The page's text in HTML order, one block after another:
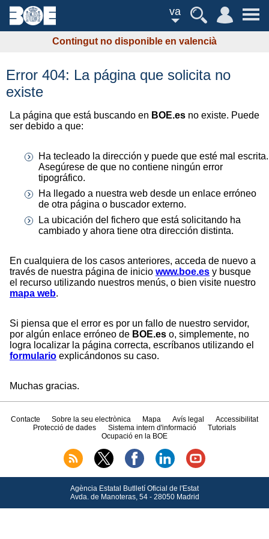
va
Contingut no disponible en valencià
Error 404: La página que solicita no
existe
La página que está buscando en BOE.es no existe. Puede
ser debido a que:
Ha tecleado la dirección y puede que esté mal escrita.
Asegúrese de que no contiene ningún error
tipográfico.
Ha llegado a nuestra web desde un enlace erróneo
de otra página o buscador externo.
La ubicación del fichero que está solicitando ha
cambiado y ahora tiene otra dirección distinta.
En cualquiera de los casos anteriores, acceda de nuevo a
través de nuestra página de inicio www.boe.es y busque
el recurso utilizando nuestros menús, o bien visite nuestro
mapa web.
Si piensa que el error es por un fallo de nuestro servidor,
por algún enlace erróneo de BOE.es o, simplemente, no
logra localizar la página correcta, escríbanos utilizando el
formulario explicándonos su caso.
Muchas gracias.
Contacte Sobre la seu electrònica Mapa Avís legal
Accessibilitat
Protecció de dades
Sistema intern d'informació
Tutorials
Ocupació en la BOE
Agència Estatal Butlletí Oficial de l'Estat
Avda.de Manoteras, 54 - 28050 Madrid